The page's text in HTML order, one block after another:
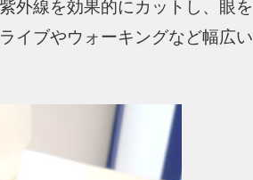
外線を効果的にカットし、眼を
イブやウォーキングなど幅広い